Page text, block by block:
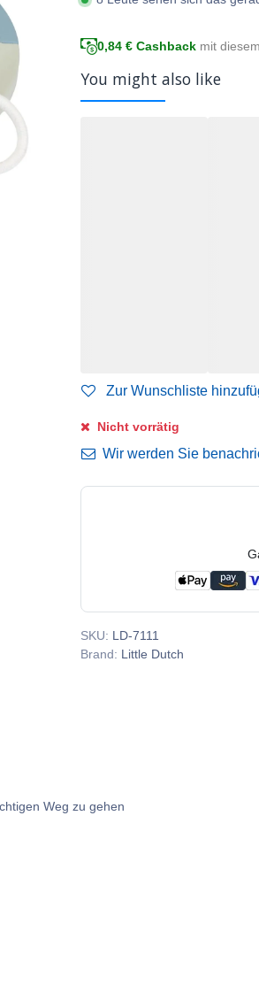
0,84 € Cashback mit
You might also like
Zur Wunschliste
Nicht vorrätig
Wir werden Sie
SKU: LD-7111
Brand: Little Dutch
Weg zu gehen